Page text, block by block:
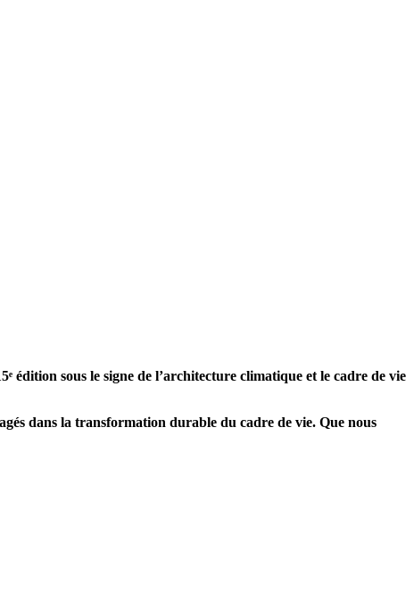
sous le signe de l’architecture climatique et le cadre de vie
dans la transformation durable du cadre de vie. Que nous